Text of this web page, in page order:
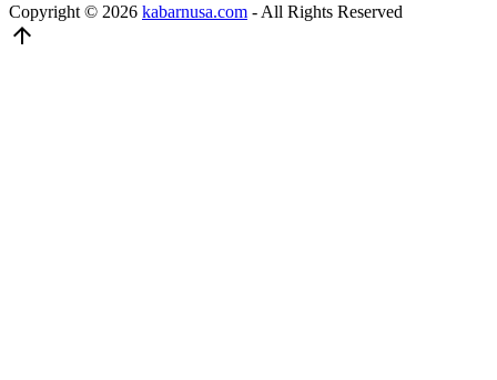
Copyright © 2026 kabarnusa.com - All Rights Reserved
arrow_upward